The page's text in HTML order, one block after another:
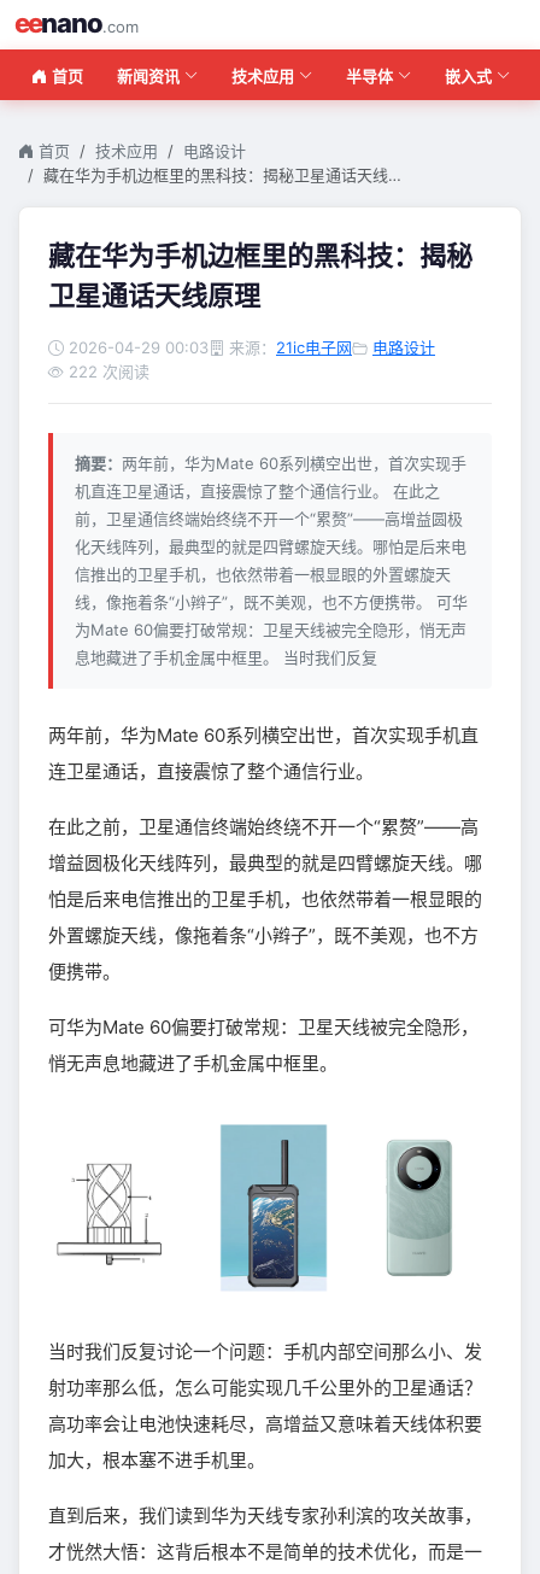
eenano.com
首页 新闻资讯 技术应用 半导体 嵌入式
首页 技术应用
电路设计
藏在华为手机边框里的黑科技：揭秘卫星通话天线…
藏在华为手机边框里的黑科技：揭秘
卫星通话天线原理
2026-04-29 00:03 来源： 21ic电子网
电路设计
222 次阅读
摘要： 两年前，华为Mate 60系列横空出世，首次实现手
机直连卫星通话，直接震惊了整个通信行业。 在此之
前，卫星通信终端始终绕不开一个“累赘”——高增益圆极
化天线阵列，最典型的就是四臂螺旋天线。哪怕是后来电
信推出的卫星手机，也依然带着一根显眼的外置螺旋天
线，像拖着条“小辫子”，既不美观，也不方便携带。 可华
为Mate 60偏要打破常规：卫星天线被完全隐形，悄无声
息地藏进了手机金属中框里。 当时我们反复
两年前，华为Mate 60系列横空出世，首次实现手机直
连卫星通话，直接震惊了整个通信行业。
在此之前，卫星通信终端始终绕不开一个“累赘”——高
增益圆极化天线阵列，最典型的就是四臂螺旋天线。哪
怕是后来电信推出的卫星手机，也依然带着一根显眼的
外置螺旋天线，像拖着条“小辫子”，既不美观，也不方
便携带。
可华为Mate 60偏要打破常规：卫星天线被完全隐形，
悄无声息地藏进了手机金属中框里。
当时我们反复讨论一个问题：手机内部空间那么小、发
射功率那么低，怎么可能实现几千公里外的卫星通话？
高功率会让电池快速耗尽，高增益又意味着天线体积要
加大，根本塞不进手机里。
直到后来，我们读到华为天线专家孙利滨的攻关故事，
才恍然大悟：这背后根本不是简单的技术优化，而是一